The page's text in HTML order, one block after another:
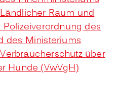
Raum und
des
des Ministeriums
über
Hunde (VwVgH)